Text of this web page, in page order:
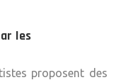
les
proposent des